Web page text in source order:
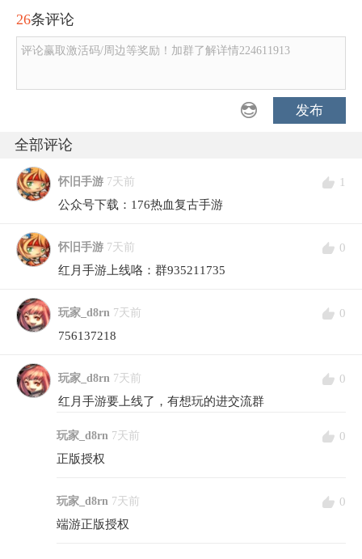
26条评论
评论赢取激活码/周边等奖励！加群了解详情224611913
发布
全部评论
怀旧手游 7天前
1
公众号下载：176热血复古手游
怀旧手游 7天前
0
红月手游上线咯：群935211735
玩家_d8rn 7天前
0
756137218
玩家_d8rn 7天前
0
红月手游要上线了，有想玩的进交流群
玩家_d8rn 7天前
0
正版授权
玩家_d8rn 7天前
0
端游正版授权